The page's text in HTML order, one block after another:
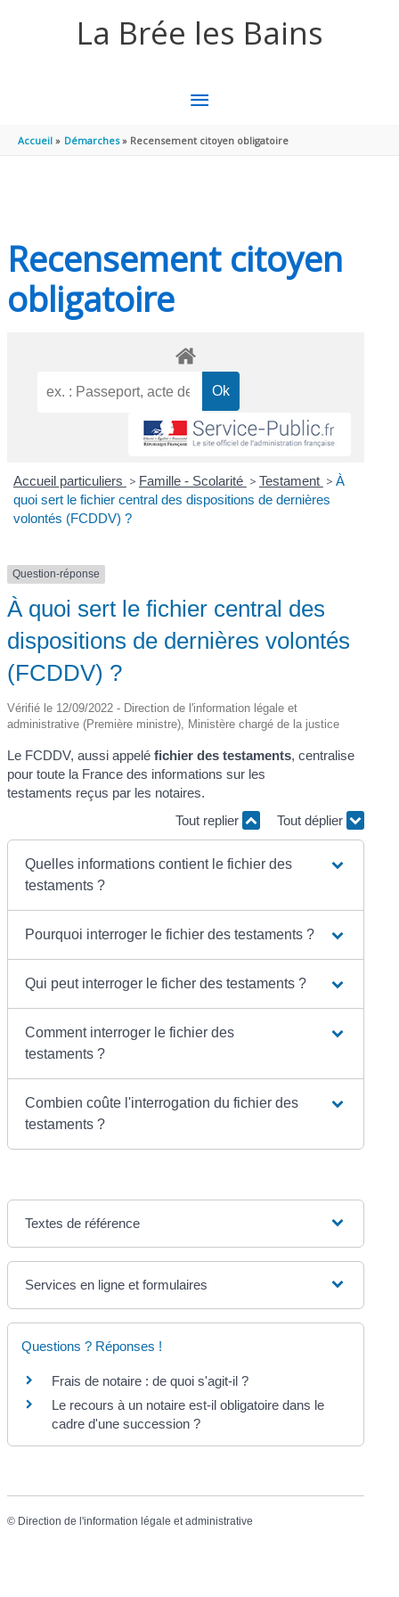
La Brée les Bains
MENU
PRINCIPAL
Accueil Démarches Recensement citoyen obligatoire
Recensement citoyen
obligatoire
Accueil particuliers > Famille - Scolarité > Testament > À
quoi sert le fichier central des dispositions de dernières
volontés (FCDDV) ?
Question-réponse
À quoi sert le fichier central des
dispositions de dernières volontés
(FCDDV) ?
Vérifié le 12/09/2022 - Direction de l'information légale et
administrative (Première ministre), Ministère chargé de la justice
Le FCDDV, aussi appeléfichier des testaments, centralise
pour toute la France des informations sur les
testaments reçus par les notaires.
Tout replier
Tout déplier
Quelles informations contient le fichier des
testaments ?
Pourquoi interroger le fichier des testaments ?
Qui peut interroger le ficher des testaments ?
Comment interroger le fichier des
testaments ?
Combien coûte l'interrogation du fichier des
testaments ?
Textes de référence
Services en ligne et formulaires
Questions ? Réponses !
Frais de notaire : de quoi s'agit-il ?
Le recours à un notaire est-il obligatoire dans le
cadre d'une succession ?
© Direction de l'information légale et administrative